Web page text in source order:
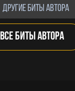
ДРУГИЕ БИТЫ АВТОРА
ВСЕ БИТЫ АВТОРА